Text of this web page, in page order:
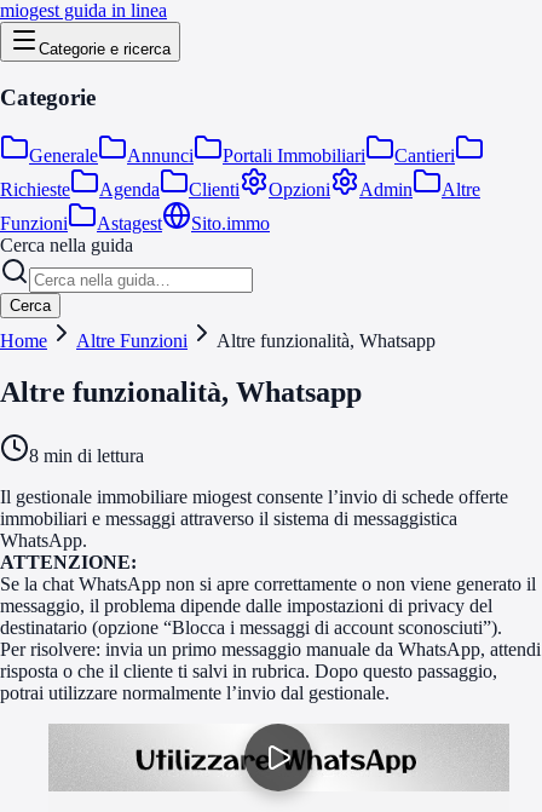
miogest guida in linea
Categorie e ricerca
Categorie
Generale Annunci Portali Immobiliari
Cantieri
Richieste
Agenda Clienti Opzioni Admin
Altre
Funzioni
Astagest
Sito.immo
Cerca nella guida
Cerca
Home Altre Funzioni Altre funzionalità, Whatsapp
Altre funzionalità, Whatsapp
8 min di lettura
Il gestionale immobiliare miogest consente l’invio di schede offerte
immobiliari e messaggi attraverso il sistema di messaggistica
WhatsApp.
ATTENZIONE:
Se la chat WhatsApp non si apre correttamente o non viene generato il
messaggio, il problema dipende dalle impostazioni di privacy del
destinatario (opzione “Blocca i messaggi di account sconosciuti”).
Per risolvere: invia un primo messaggio manuale da WhatsApp, attendi
risposta o che il cliente ti salvi in rubrica. Dopo questo passaggio,
potrai utilizzare normalmente l’invio dal gestionale.